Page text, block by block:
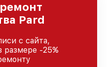
Pard
с сайта,
размере -25%